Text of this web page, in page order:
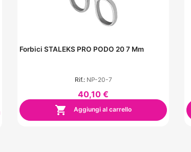
Forbici STALEKS PRO PODO 20 7 Mm
Rif.: NP-20-7
40,10 €
 Aggiungi al carrello